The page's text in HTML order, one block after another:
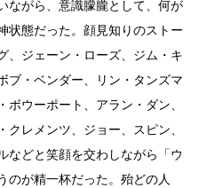
ながら、意識朦朧として、何が
状態だった。顔見知りのストー
、ジェーン・ローズ、ジム・キ
ブ・ベンダー、リン・タンズマ
ウーポート、アラン・ダン、
レメンツ、ジョー、スピン、
などと笑顔を交わしながら「ウ
のが精一杯だった。殆どの人